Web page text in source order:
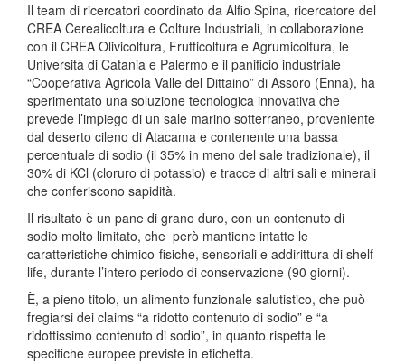
Il team di ricercatori coordinato da Alfio Spina, ricercatore del
CREA Cerealicoltura e Colture Industriali, in collaborazione
con il CREA Olivicoltura, Frutticoltura e Agrumicoltura, le
Università di Catania e Palermo e il panificio industriale
“Cooperativa Agricola Valle del Dittaino” di Assoro (Enna), ha
sperimentato una soluzione tecnologica innovativa che
prevede l’impiego di un sale marino sotterraneo, proveniente
dal deserto cileno di Atacama e contenente una bassa
percentuale di sodio (il 35% in meno del sale tradizionale), il
30% di KCl (cloruro di potassio) e tracce di altri sali e minerali
che conferiscono sapidità.
Il risultato è un pane di grano duro, con un contenuto di
sodio molto limitato, che però mantiene intatte le
caratteristiche chimico-fisiche, sensoriali e addirittura di shelf-
life, durante l’intero periodo di conservazione (90 giorni).
È, a pieno titolo, un alimento funzionale salutistico, che può
fregiarsi dei claims “a ridotto contenuto di sodio” e “a
ridottissimo contenuto di sodio”, in quanto rispetta le
specifiche europee previste in etichetta.